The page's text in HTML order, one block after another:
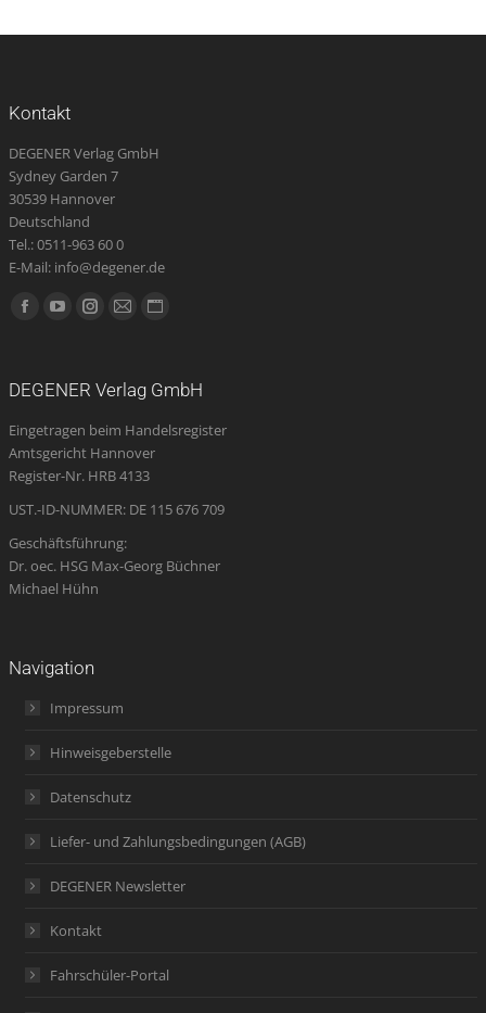
Kontakt
DEGENER Verlag GmbH
Sydney Garden 7
30539 Hannover
Deutschland
Tel.: 0511-963 60 0
E-Mail: info@degener.de
Finden Sie uns auf:
Facebook
new
window
YouTube
new
window
Instagram
new
window
E-
opens
in
new
Website
new
DEGENER Verlag GmbH
Eingetragen beim Handelsregister
Amtsgericht Hannover
Register-Nr. HRB 4133
UST.-ID-NUMMER: DE 115 676 709
Geschäftsführung:
Dr. oec. HSG Max-Georg Büchner
Michael Hühn
Navigation
Impressum
Hinweisgeberstelle
Datenschutz
Liefer- und Zahlungsbedingungen (AGB)
DEGENER Newsletter
Kontakt
Fahrschüler-Portal